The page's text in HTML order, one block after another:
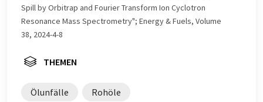
Spill by Orbitrap and Fourier Transform Ion Cyclotron
Resonance Mass Spectrometry"; Energy & Fuels, Volume
38, 2024-4-8
THEMEN
Ölunfälle Rohöle